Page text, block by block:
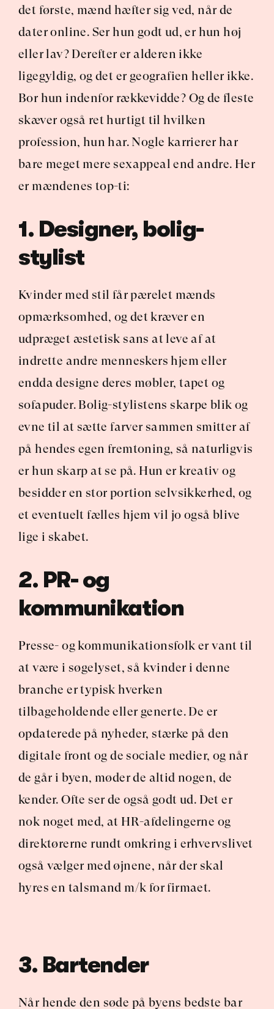
det første, mænd hæfter sig ved, når de
dater online. Ser hun godt ud, er hun høj
eller lav? Derefter er alderen ikke
ligegyldig, og det er geografien heller ikke.
Bor hun indenfor rækkevidde? Og de fleste
skæver også ret hurtigt til hvilken
profession, hun har. Nogle karrierer har
bare meget mere sexappeal end andre. Her
er mændenes top-ti:
1. Designer, bolig-
stylist
Kvinder med stil får pærelet mænds
opmærksomhed, og det kræver en
udpræget æstetisk sans at leve af at
indrette andre menneskers hjem eller
endda designe deres møbler, tapet og
sofapuder. Bolig-stylistens skarpe blik og
evne til at sætte farver sammen smitter af
på hendes egen fremtoning, så naturligvis
er hun skarp at se på. Hun er kreativ og
besidder en stor portion selvsikkerhed, og
et eventuelt fælles hjem vil jo også blive
lige i skabet.
2. PR- og
kommunikation
Presse- og kommunikationsfolk er vant til
at være i søgelyset, så kvinder i denne
branche er typisk hverken
tilbageholdende eller generte. De er
opdaterede på nyheder, stærke på den
digitale front og de sociale medier, og når
de går i byen, møder de altid nogen, de
kender. Ofte ser de også godt ud. Det er
nok noget med, at HR-afdelingerne og
direktørerne rundt omkring i erhvervslivet
også vælger med øjnene, når der skal
hyres en talsmand m/k for firmaet.
3. Bartender
Når hende den søde på byens bedste bar